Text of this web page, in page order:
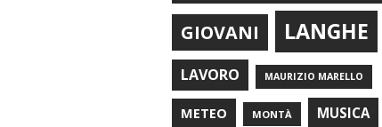
GIOVANI LANGHE
LAVORO MAURIZIO MARELLO
METEO MONTÀ MUSICA